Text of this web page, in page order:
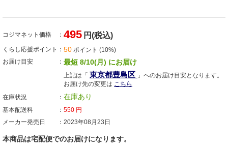
コジマネット価格 495 円(税込)
くらし応援ポイント 50 ポイント (10%)
お届け目安
最短 8/10(月) にお届け
上記は「 東京都豊島区 」へのお届け目安となります。
お届け先の変更は こちら
在庫状況
在庫あり
基本配送料 550 円
メーカー発売日
2023年08月23日
本商品は宅配便でのお届けになります。